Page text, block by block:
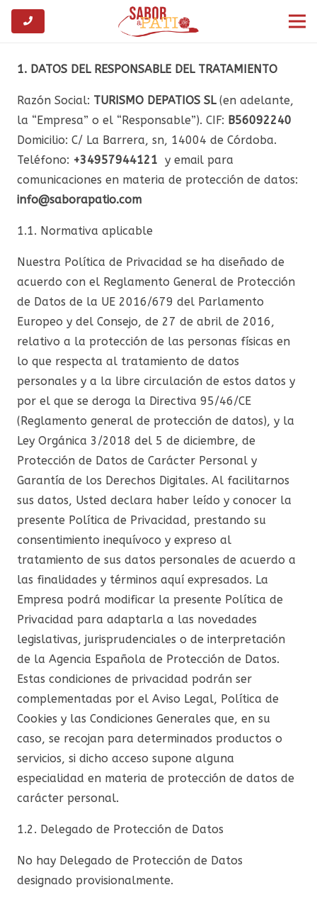
1. DATOS DEL RESPONSABLE DEL TRATAMIENTO
Razón Social: TURISMO DEPATIOS SL(en adelante,
la “Empresa” o el “Responsable”). CIF: B56092240
Domicilio: C/ La Barrera, sn, 14004 de Córdoba.
Teléfono: +34957944121 y email para
comunicaciones en materia de protección de datos:
info@saborapatio.com
1.1. Normativa aplicable
Nuestra Política de Privacidad se ha diseñado de
acuerdo con el Reglamento General de Protección
de Datos de la UE 2016/679 del Parlamento
Europeo y del Consejo, de 27 de abril de 2016,
relativo a la protección de las personas físicas en
lo que respecta al tratamiento de datos
personales y a la libre circulación de estos datos y
por el que se deroga la Directiva 95/46/CE
(Reglamento general de protección de datos), y la
Ley Orgánica 3/2018 del 5 de diciembre, de
Protección de Datos de Carácter Personal y
Garantía de los Derechos Digitales. Al facilitarnos
sus datos, Usted declara haber leído y conocer la
presente Política de Privacidad, prestando su
consentimiento inequívoco y expreso al
tratamiento de sus datos personales de acuerdo a
las finalidades y términos aquí expresados. La
Empresa podrá modificar la presente Política de
Privacidad para adaptarla a las novedades
legislativas, jurisprudenciales o de interpretación
de la Agencia Española de Protección de Datos.
Estas condiciones de privacidad podrán ser
complementadas por el Aviso Legal, Política de
Cookies y las Condiciones Generales que, en su
caso, se recojan para determinados productos o
servicios, si dicho acceso supone alguna
especialidad en materia de protección de datos de
carácter personal.
1.2. Delegado de Protección de Datos
No hay Delegado de Protección de Datos
designado provisionalmente.